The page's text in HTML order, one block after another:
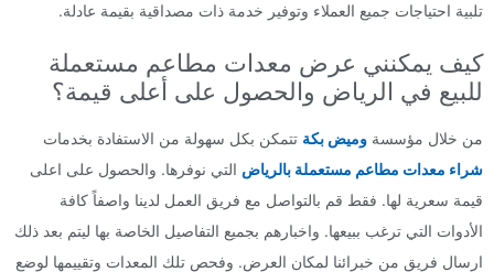
تلبية احتياجات جميع العملاء وتوفير خدمة ذات مصداقية بقيمة عادلة.
كيف يمكنني عرض معدات مطاعم مستعملة
للبيع في الرياض والحصول على أعلى قيمة؟
من خلال مؤسسة وميض بكة تتمكن بكل سهولة من الاستفادة بخدمات
شراء معدات مطاعم مستعملة بالرياض التي نوفرها. والحصول على اعلى
قيمة سعرية لها. فقط قم بالتواصل مع فريق العمل لدينا واصفاً كافة
الأدوات التي ترغب ببيعها. واخبارهم بجميع التفاصيل الخاصة بها ليتم بعد ذلك
ارسال فريق من خبرائنا لمكان العرض. وفحص تلك المعدات وتقييمها لوضع